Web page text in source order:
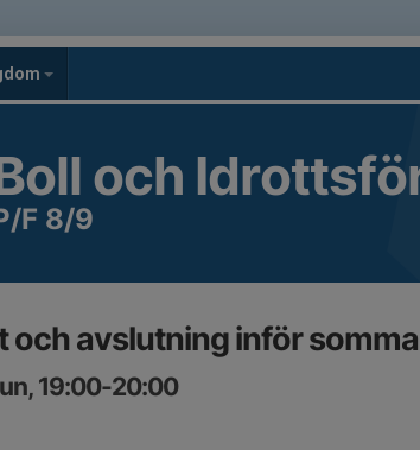
och
F 8/9
och avslutning inför
19:00-20:00